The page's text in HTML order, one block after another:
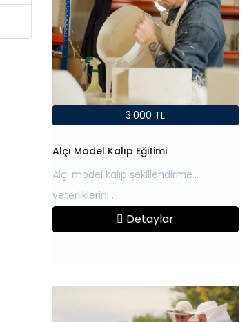
3.000 TL
Alçı Model Kalıp Eğitimi
Alçı model kalıp şekillendirme
Detaylar